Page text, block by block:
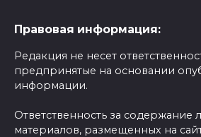
Правовая информация:
Редакция не несет
предпринятые на основании
информации.
Ответственность за
материалов, размещенных на